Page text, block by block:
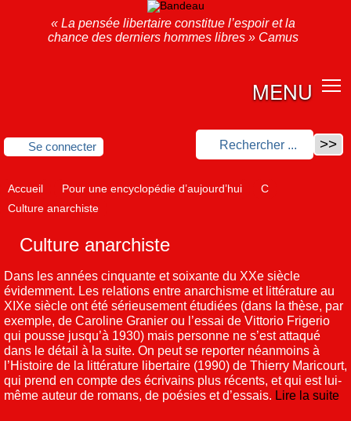
« La pensée libertaire constitue l’espoir et la
chance des derniers hommes libres » Camus
MENU
Se connecter
Accueil Pour une encyclopédie d’aujourd’hui
C
Culture anarchiste
Culture anarchiste
Dans les années cinquante et soixante du XXe siècle
évidemment. Les relations entre anarchisme et littérature au
XIXe siècle ont été sérieusement étudiées (dans la thèse, par
exemple, de Caroline Granier ou l’essai de Vittorio Frigerio
qui pousse jusqu’à 1930) mais personne ne s’est attaqué
dans le détail à la suite. On peut se reporter néanmoins à
l’Histoire de la littérature libertaire (1990) de Thierry Maricourt,
qui prend en compte des écrivains plus récents, et qui est lui-
même auteur de romans, de poésies et d’essais. Lire la suite